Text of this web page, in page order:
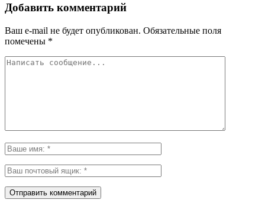
Добавить комментарий
Ваш e-mail не будет опубликован. Обязательные поля
помечены *